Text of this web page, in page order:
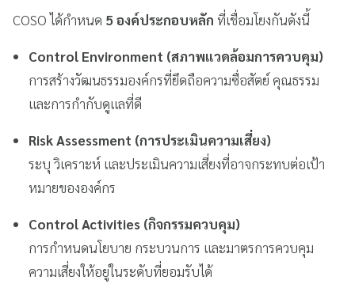
COSO ได้กำหนด 5 องค์ประกอบหลัก ที่เชื่อมโยงกันดังนี้
Control Environment (สภาพแวดล้อมการควบคุม)
การสร้างวัฒนธรรมองค์กรที่ยึดถือความซื่อสัตย์ คุณธรรม
และการกำกับดูแลที่ดี
Risk Assessment (การประเมินความเสี่ยง)
ระบุ วิเคราะห์ และประเมินความเสี่ยงที่อาจกระทบต่อเป้า
หมายขององค์กร
Control Activities (กิจกรรมควบคุม)
การกำหนดนโยบาย กระบวนการ และมาตรการควบคุม
ความเสี่ยงให้อยู่ในระดับที่ยอมรับได้